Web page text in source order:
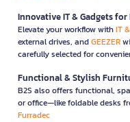
Innovative IT & Gadgets
Elevate your workflow withIT
external drives, andGEEZER
carefully selected for
Functional & Stylish
B2S also offers functional,
or office—like foldable desks
Furradec